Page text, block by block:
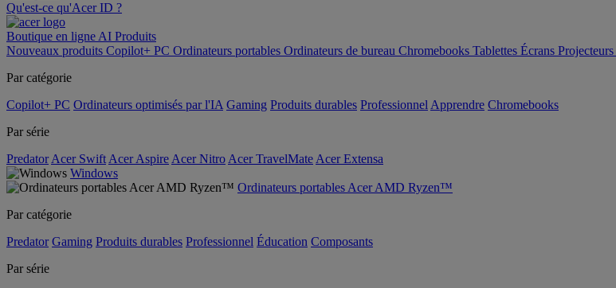
Qu'est-ce qu'Acer ID ?
Boutique en ligne AI Produits
Nouveaux produits Copilot+ PC Ordinateurs portables Ordinateurs de bureau Chromebooks Tablettes Écrans Projecteurs
Par catégorie
Copilot+ PC Ordinateurs optimisés par l'IA Gaming Produits durables Professionnel Apprendre Chromebooks
Par série
Predator Acer Swift Acer Aspire Acer Nitro Acer TravelMate Acer Extensa
Windows
Ordinateurs portables Acer AMD Ryzen™
Par catégorie
Predator Gaming Produits durables Professionnel Éducation Composants
Par série